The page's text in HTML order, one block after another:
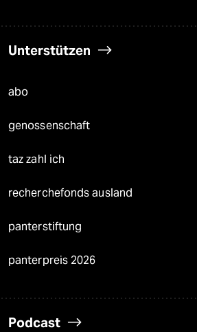
Unterstützen
abo
genossenschaft
taz zahl ich
recherchefonds ausland
panterstiftung
panterpreis 2026
Podcast